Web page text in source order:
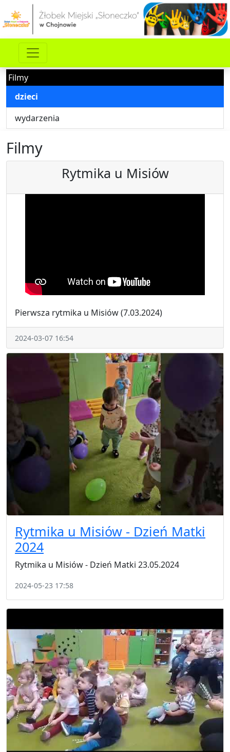
Filmy
dzieci
wydarzenia
Filmy
Rytmika u Misiów
Pierwsza rytmika u Misiów (7.03.2024)
2024-03-07 16:54
Rytmika u Misiów - Dzień Matki
2024
Rytmika u Misiów - Dzień Matki 23.05.2024
2024-05-23 17:58